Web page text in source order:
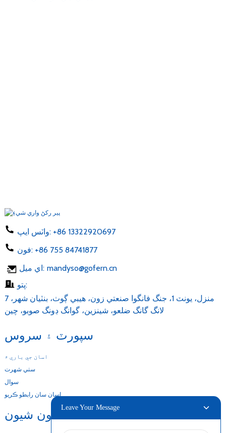
واٽس ايپ: +86 13322920697
فون: +86 755 84741877
اي ميل: mandyso@gofern.cn
پتو:
7 منزل، يونٽ 1، جنگ فانگوا صنعتي زون، هيبي ڳوٺ، بنٽيان شهر،
لانگ گانگ ضلعو، شينزين، گوانگ ڊونگ صوبو، چين
سپورٽ ۽ سروس
اسان جي باري ۾
سٺي شهرت
سوال
اسان سان رابطو ڪريو
اسان جون شيون
Leave Your Message